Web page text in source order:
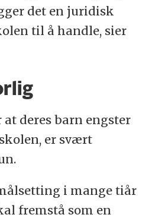
det en juridisk
til å handle, sier
deres barn engster
er svært
i mange tiår
fremstå som en